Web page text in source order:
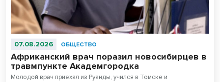
07.08.2026 ОБЩЕСТВО
Африканский врач поразил новосибирцев в
травмпункте Академгородка
Молодой врач приехал из Руанды, учился в Томске и